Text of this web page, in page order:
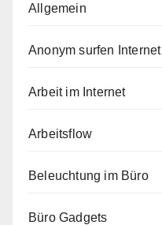
Allgemein
Anonym surfen Internet
Arbeit im Internet
Arbeitsflow
Beleuchtung im Büro
Büro Gadgets